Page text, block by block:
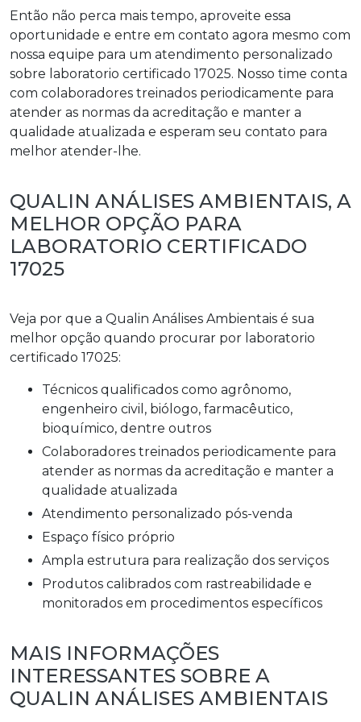
Então não perca mais tempo, aproveite essa
oportunidade e entre em contato agora mesmo com
nossa equipe para um atendimento personalizado
sobre laboratorio certificado 17025. Nosso time conta
com colaboradores treinados periodicamente para
atender as normas da acreditação e manter a
qualidade atualizada e esperam seu contato para
melhor atender-lhe.
QUALIN ANÁLISES AMBIENTAIS, A
MELHOR OPÇÃO PARA
LABORATORIO CERTIFICADO
17025
Veja por que a Qualin Análises Ambientais é sua
melhor opção quando procurar por laboratorio
certificado 17025:
técnicos qualificados como agrônomo,
engenheiro civil, biólogo, farmacêutico,
bioquímico, dentre outros
colaboradores treinados periodicamente para
atender as normas da acreditação e manter a
qualidade atualizada
atendimento personalizado pós-venda
espaço físico próprio
ampla estrutura para realização dos serviços
produtos calibrados com rastreabilidade e
monitorados em procedimentos específicos
MAIS INFORMAÇÕES
INTERESSANTES SOBRE A
QUALIN ANÁLISES AMBIENTAIS